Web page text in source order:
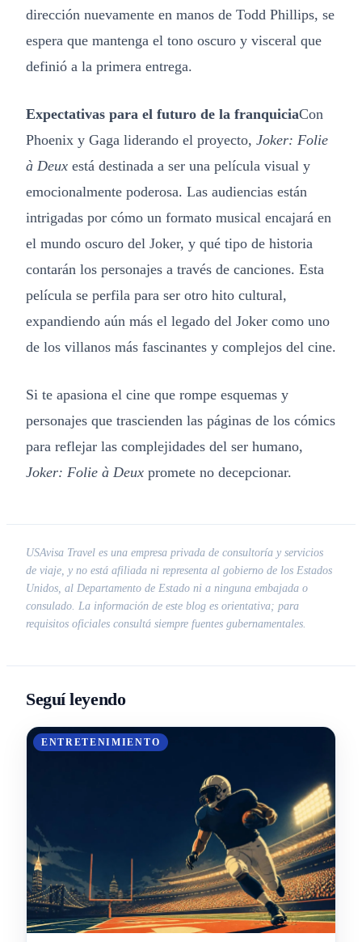
dirección nuevamente en manos de Todd Phillips, se
espera que mantenga el tono oscuro y visceral que
definió a la primera entrega.
Expectativas para el futuro de la franquiciaCon
Phoenix y Gaga liderando el proyecto, Joker: Folie
à Deux está destinada a ser una película visual y
emocionalmente poderosa. Las audiencias están
intrigadas por cómo un formato musical encajará en
el mundo oscuro del Joker, y qué tipo de historia
contarán los personajes a través de canciones. Esta
película se perfila para ser otro hito cultural,
expandiendo aún más el legado del Joker como uno
de los villanos más fascinantes y complejos del cine.
Si te apasiona el cine que rompe esquemas y
personajes que trascienden las páginas de los cómics
para reflejar las complejidades del ser humano,
Joker: Folie à Deux promete no decepcionar.
USAvisa Travel es una empresa privada de consultoría y servicios
de viaje, y no está afiliada ni representa al gobierno de los Estados
Unidos, al Departamento de Estado ni a ninguna embajada o
consulado. La información de este blog es orientativa; para
requisitos oficiales consultá siempre fuentes gubernamentales.
Seguí leyendo
ENTRETENIMIENTO